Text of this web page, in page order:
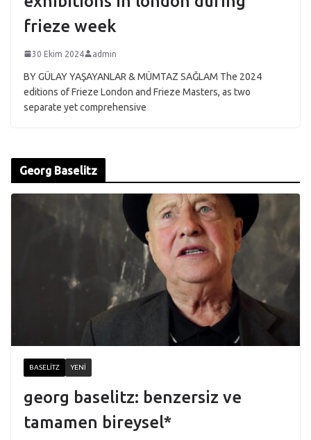
frieze week
30 Ekim 2024 admin
BY GÜLAY YAŞAYANLAR & MÜMTAZ SAĞLAM The 2024
editions of Frieze London and Frieze Masters, as two
separate yet comprehensive
Georg Baselitz
BASELITZ YENI
georg baselitz: benzersiz ve
tamamen bireysel*